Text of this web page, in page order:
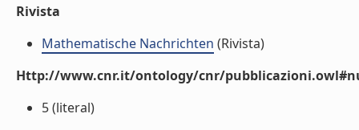
Rivista
Mathematische Nachrichten (Rivista)
Http://www.cnr.it/ontology/cnr/
5 (literal)